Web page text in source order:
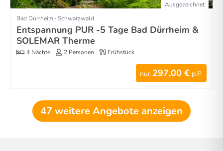
Ausgezeichnet
Bad Dürrheim · Schwarzwald
Entspannung PUR -5 Tage Bad Dürrheim &
SOLEMAR Therme
4 Nächte 2 Personen Frühstück
nur 297,00 € p.P.
47 weitere Angebote anzeigen